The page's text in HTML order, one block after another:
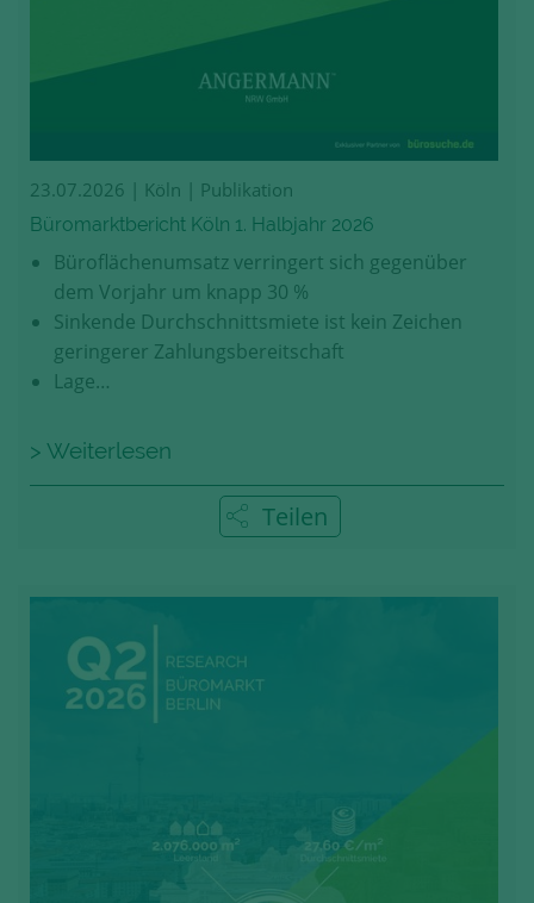
23.07.2026 | Köln | Publikation
Büromarktbericht Köln 1. Halbjahr 2026
Büroflächenumsatz verringert sich gegenüber
dem Vorjahr um knapp 30 %
Sinkende Durchschnittsmiete ist kein Zeichen
geringerer Zahlungsbereitschaft
Lage…
> Weiterlesen
Teilen